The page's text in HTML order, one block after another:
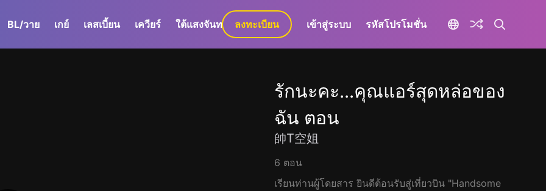
BL/วาย เกย์ เลสเบี้ยน เควียร์ ใต้แสงจันทร์ GaLa+
ลงทะเบียน เข้าสู่ระบบ รหัสโปรโมชั่น
รักนะคะ...คุณแอร์สุดหล่อของ
ฉัน ตอน
帥T空姐
6 ตอน
เรียนท่านผู้โดยสาร ยินดีต้อนรับสู่เที่ยวบิน "Handsome